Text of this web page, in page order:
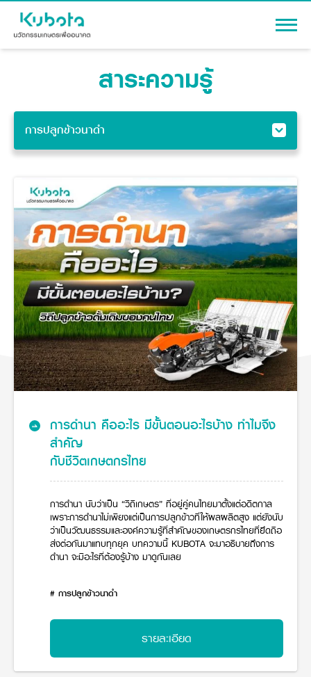
สินค้า
แทรกเตอร์
อุปกรณ์ต่อพ่วงแทรกเตอร์
รถเกี่ยวนวดข้าว
รถดำนา
ชุดอุปกรณ์เสริมรถดำนา
เครื่องยนต์ดีเซล
รถไถ
สินค้าอื่น ๆ
เครื่องจักรกลก่อสร้าง
รถขุดขนาดเล็ก
อุปกรณ์ต่อพ่วงรถขุด
สินค้านวัตกรรมการเกษตร
โดรนการเกษตร
โปรโมชัน
สาระความรู้
ผู้แทนจำหน่าย
เครื่องจักรกลการเกษตร
เครื่องจักรกลการเกษตร
ศูนย์จำหน่ายกล้าแผ่นฯ
ศูนย์จำหน่ายกล้าแผ่นคูโบต้า
สิ่งที่ผู้ลงทุนจะได้รับ
การลงทุนรายได้และจุดคุ้มทุน
วัสดุอุปกรณ์
ติดต่อซื้อกล้าแผ่น
ข้อมูลองค์กร
รู้จักสยามคูโบต้า
ประวัติบริษัท
วิสัยทัศน์และนโยบาย
4 หัวใจหลักของธุรกิจ
มาตรฐานสู่ความเป็นผู้นำในเอเชีย
ที่มา
สินค้าที่ส่งออก
สำนักงานต่างประเทศ
ศูนย์บริการในต่างประเทศ
ประเทศคู่ค้า
สมัครงาน
สมัครงานคูโบต้า
ตำแหน่งงานว่าง
นักศึกษาฝึกงาน
สวัสดิการพนักงาน
ข่าวสาร
ข่าวสาร
ข่าวและกิจกรรมที่แนะนำ
ข่าวกิจกรรมเพื่อสังคม
โฆษณาคูโบต้า
ข่าวกิจกรรมเพื่อสังคม
การพัฒนาชุมชน และสังคม
การศึกษา และเยาวชน
สิ่งแวดล้อมความปลอดภัยและอาชีวอนามัย
โครงการเกษตรแปลงใหญ่
ออนไลน์โชว์รูม
บริการหลังการขาย
คูโบต้า สโตร์
KAS เกษตรครบวงจร
คูโบต้าฟาร์ม
สาระความรู้
การปลูกข้าวนาดำ
โดรนเพื่อการเกษตร
รอบรู้เรื่องเครื่องจักรกล
รอบรู้แทรกเตอร์
รอบรู้เรื่องก่อสร้าง
รถเกี่ยวนวดข้าว
การปลูกข้าวนาดำ
เครื่องยนต์รถไถ
ขับปลอดภัย
พืชมูลค่าสูง
โครงการ KUBOTA พลิกฟื้น ผืนดิน
การดำนา คืออะไร มีขั้นตอนอะไรบ้าง ทำไมจึง
สำคัญ
กับชีวิตเกษตกรไทย
การดำนา นับว่าเป็น “วิถีเกษตร” ที่อยู่คู่คนไทยมาตั้งแต่อดีตกาล
เพราะการดำนาไม่เพียงแต่เป็นการปลูกข้าวที่ให้ผลผลิตสูง แต่ยังนับ
ว่าเป็นวัฒนธรรมและองค์ความรู้ที่สำคัญของเกษตรกรไทยที่ยึดถือ
ส่งต่อกันมาแทบทุกยุค บทความนี้ KUBOTA จะมาอธิบายถึงการ
ดำนา จะมีอะไรที่ต้องรู้บ้าง มาดูกันเลย
# การปลูกข้าวนาดำ
รายละเอียด